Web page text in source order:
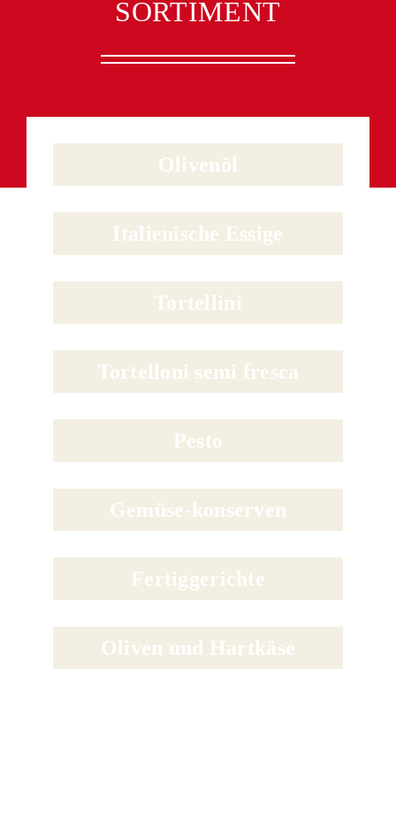
ORTIMENT
Olivenöl
Italienische Essige
Tortellini
Tortelloni semi fresca
Pesto
Gemüse-konserven
Fertiggerichte
Oliven und Hartkäse